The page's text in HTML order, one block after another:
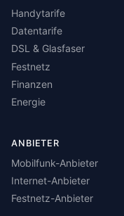
Handytarife
Datentarife
DSL & Glasfaser
Festnetz
Finanzen
Energie
ANBIETER
Mobilfunk-Anbieter
Internet-Anbieter
Festnetz-Anbieter